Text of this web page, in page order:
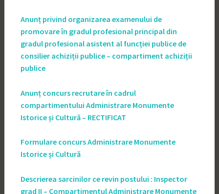
Anunț privind organizarea examenului de
promovare în gradul profesional principal din
gradul profesional asistent al funcției publice de
consilier achiziții publice – compartiment achiziții
publice
Anunț concurs recrutare în cadrul
compartimentului Administrare Monumente
Istorice și Cultură – RECTIFICAT
Formulare concurs Administrare Monumente
Istorice și Cultură
Descrierea sarcinilor ce revin postului : Inspector
grad II – Compartimentul Administrare Monumente